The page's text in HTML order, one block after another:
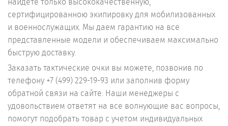
сертифицированною экипировку для мобилизованных
и военнослужащих. Мы даем гарантию на все
представленные модели и обеспечиваем максимально
быструю доставку.
Заказать тактические очки вы можете, позвонив по
телефону +7 (499) 229-19-93 или заполнив форму
обратной связи на сайте. Наши менеджеры с
удовольствием ответят на все волнующие вас вопросы,
помогут подобрать товар с учетом индивидуальных